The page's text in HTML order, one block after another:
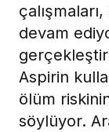
devam
Aspirin
ölüm
söylüyor.